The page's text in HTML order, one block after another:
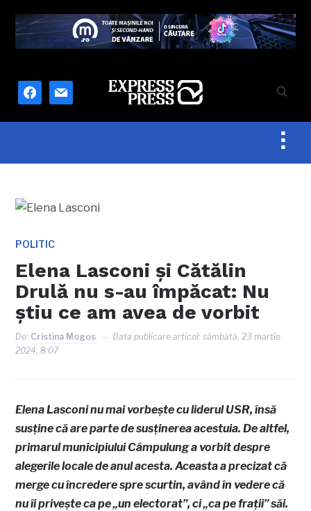
facebook
mail
POLITIC
Elena Lasconi și Cătălin
Drulă nu s-au împăcat: Nu
știu ce am avea de vorbit
De: Cristina Mogos Data publicare articol:sâmbătă, 23 martie
2024, 8:07
Elena Lasconi nu mai vorbește cu liderul USR, însă
susține că are parte de susținerea acestuia. De altfel,
primarul municipiului Câmpulung a vorbit despre
alegerile locale de anul acesta. Aceasta a precizat că
merge cu încredere spre scurtin, având în vedere că
nu îi privește ca pe „un electorat”, ci „ca pe frații” săi.